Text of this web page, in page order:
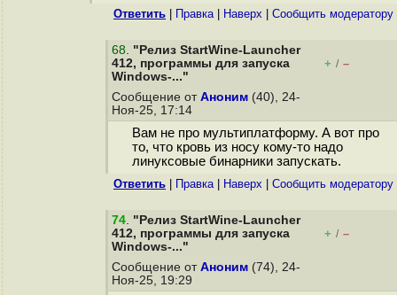
Ответить Правка| Наверх Cообщить модератору
68. "Релиз StartWine-Launcher
412, программы для запуска
Windows-..."
+ / –
Сообщение от Аноним (40), 24-
Ноя-25, 17:14
Вам не про мультиплатформу. А вот про
то, что кровь из носу кому-то надо
линуксовые бинарники запускать.
Ответить Правка| Наверх Cообщить модератору
74. "Релиз StartWine-Launcher
412, программы для запуска
Windows-..."
+ / –
Сообщение от Аноним (74), 24-
Ноя-25, 19:29